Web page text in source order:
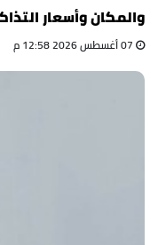
والمكان وأسعار